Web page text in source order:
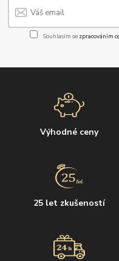
Souhlasím se zpracováním
Výhodné ceny
25 let zkušeností